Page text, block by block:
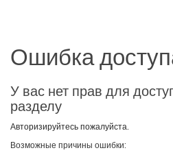
Ошибка
У вас нет прав для
разделу
Авторизируйтесь пожалуйста.
Возможные причины ошибки: